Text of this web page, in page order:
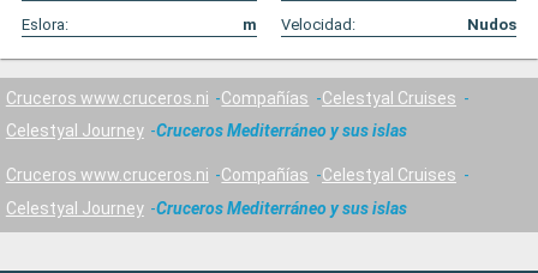
Eslora:
m Velocidad: Nudos
Cruceros www.cruceros.ni Compañías
Celestyal Cruises
Celestyal Journey
Cruceros Mediterráneo y sus islas
Cruceros www.cruceros.ni Compañías
Celestyal Cruises
Celestyal Journey
Cruceros Mediterráneo y sus islas